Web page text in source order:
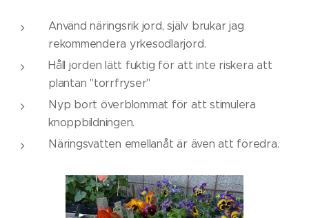
Använd näringsrik jord, själv brukar jag
rekommendera yrkesodlarjord.
Håll jorden lätt fuktig för att inte riskera att
plantan "torrfryser"
Nyp bort överblommat för att stimulera
knoppbildningen.
Näringsvatten emellanåt är även att föredra.